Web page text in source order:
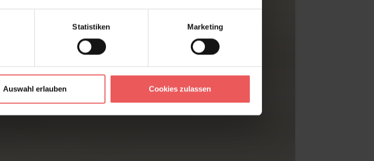
Statistiken Marketing
Auswahl erlauben Cookies zulassen